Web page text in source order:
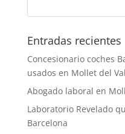
Entradas recientes
Concesionario coches
usados en Mollet del
Abogado laboral en
Laboratorio Revelado
Barcelona